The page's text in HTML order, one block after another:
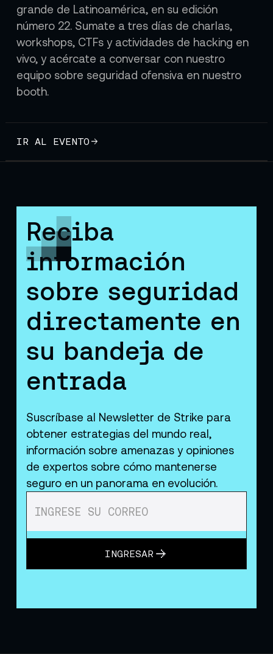
grande de Latinoamérica, en su edición
número 22. Sumate a tres días de charlas,
workshops, CTFs y actividades de hacking en
vivo, y acércate a conversar con nuestro
equipo sobre seguridad ofensiva en nuestro
booth.
IR AL EVENTO
Reciba
información
sobre seguridad
directamente en
su bandeja de
entrada
Suscríbase al Newsletter de Strike para
obtener estrategias del mundo real,
información sobre amenazas y opiniones
de expertos sobre cómo mantenerse
seguro en un panorama en evolución.
INGRESAR